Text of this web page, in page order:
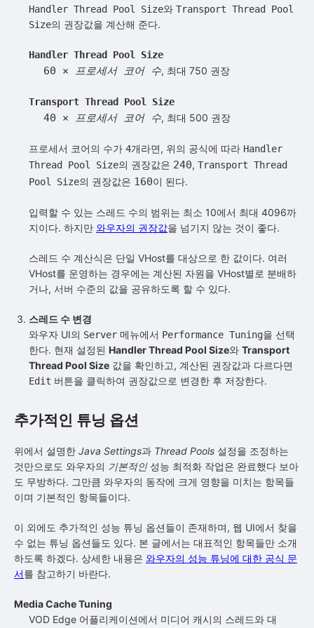
Handler Thread Pool Size와 Transport Thread Pool
Size의 권장값을 계산해 준다.
Handler Thread Pool Size
60 × 프로세서 코어 수, 최대 750 권장
Transport Thread Pool Size
40 × 프로세서 코어 수, 최대 500 권장
프로세서 코어의 수가 4개라면, 위의 공식에 따라 Handler
Thread Pool Size의 권장값은 240, Transport Thread
Pool Size의 권장값은 160이 된다.
입력할 수 있는 스레드 수의 범위는 최소 10에서 최대 4096까
지이다. 하지만 와우자의 권장값을 넘기지 않는 것이 좋다.
스레드 수 계산식은 단일 VHost를 대상으로 한 값이다. 여러
VHost를 운영하는 경우에는 계산된 자원을 VHost별로 분배하
거나, 서버 수준의 값을 공유하도록 할 수 있다.
스레드 수 변경
와우자 UI의 Server 메뉴에서 Performance Tuning을 선택
한다. 현재 설정된 Handler Thread Pool Size와 Transport
Thread Pool Size 값을 확인하고, 계산된 권장값과 다르다면
Edit 버튼을 클릭하여 권장값으로 변경한 후 저장한다.
추가적인 튜닝 옵션
위에서 설명한 Java Settings과 Thread Pools 설정을 조정하는
것만으로도 와우자의 기본적인성능 최적화 작업은 완료했다 보아
도 무방하다. 그만큼 와우자의 동작에 크게 영향을 미치는 항목들
이며 기본적인 항목들이다.
이 외에도 추가적인 성능 튜닝 옵션들이 존재하며, 웹 UI에서 찾을
수 없는 튜닝 옵션들도 있다. 본 글에서는 대표적인 항목들만 소개
하도록 하겠다. 상세한 내용은 와우자의 성능 튜닝에 대한 공식 문
서를 참고하기 바란다.
Media Cache Tuning
VOD Edge 어플리케이션에서 미디어 캐시의 스레드와 대